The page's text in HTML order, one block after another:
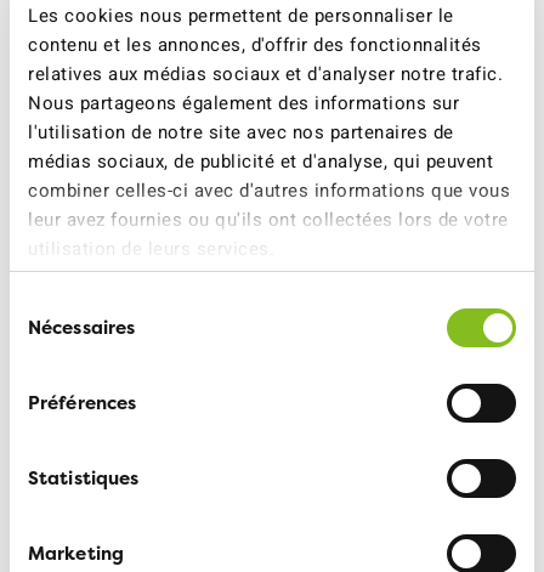
Les cookies nous permettent de personnaliser le
contenu et les annonces, d'offrir des fonctionnalités
relatives aux médias sociaux et d'analyser notre trafic.
Nous partageons également des informations sur
l'utilisation de notre site avec nos partenaires de
médias sociaux, de publicité et d'analyse, qui peuvent
combiner celles-ci avec d'autres informations que vous
leur avez fournies ou qu'ils ont collectées lors de votre
utilisation de leurs services.
Nécessaires
Préférences
Statistiques
Marketing
ATE MyWay
bénéficiez de la protection d'une
kilomètre préserve l'environnement et le
dès 60.70 CHF